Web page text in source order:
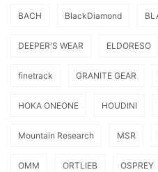
BACH BlackDiamond
DEEPER'S WEAR ELDORESO
finetrack GRANITE GEAR
HOKA ONEONE HOUDINI
Mountain Research MSR
OMM ORTLIEB OSPREY